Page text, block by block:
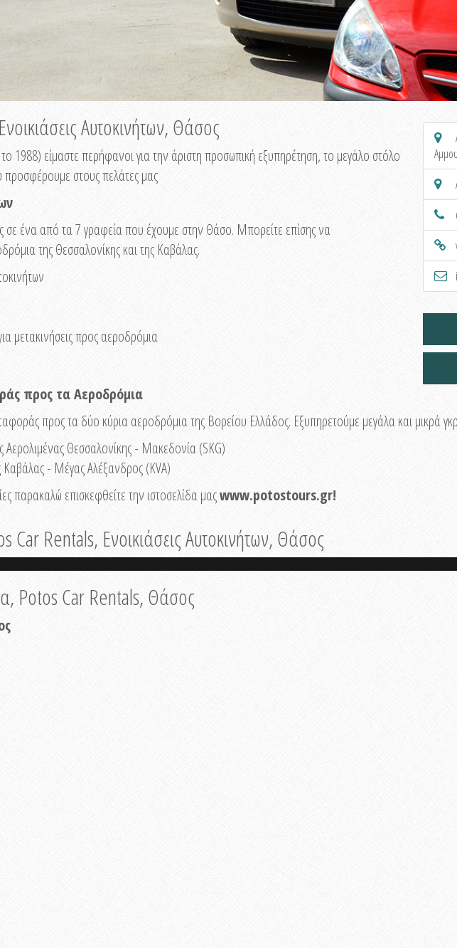
Αυτοκινήτων, Θάσος
1988) είμαστε περήφανοι για την άριστη προσωπική εξυπηρέτηση, το μεγάλο στόλο
προσφέρουμε στους πελάτες μας
σε ένα από τα 7 γραφεία που έχουμε στην Θάσο. Μπορείτε επίσης να
της Θεσσαλονίκης και της Καβάλας.
μετακινήσεις προς αεροδρόμια
προς τα Αεροδρόμια
προς τα δύο κύρια αεροδρόμια της Βορείου Ελλάδος. Εξυπηρετούμε μεγάλα και μικρά
Αερολιμένας Θεσσαλονίκης - Μακεδονία (SKG)
- Μέγας Αλέξανδρος (KVA)
παρακαλώ επισκεφθείτε την ιστοσελίδα μαςwww.potostours.gr!
Rentals, Ενοικιάσεις Αυτοκινήτων, Θάσος
Potos Car Rentals, Θάσος